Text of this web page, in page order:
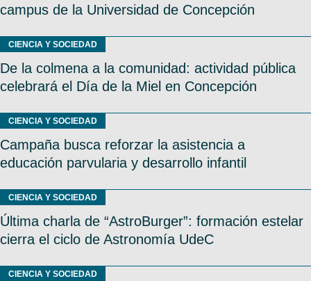
campus de la Universidad de Concepción
CIENCIA Y SOCIEDAD
De la colmena a la comunidad: actividad pública
celebrará el Día de la Miel en Concepción
CIENCIA Y SOCIEDAD
Campaña busca reforzar la asistencia a
educación parvularia y desarrollo infantil
CIENCIA Y SOCIEDAD
Última charla de “AstroBurger”: formación estelar
cierra el ciclo de Astronomía UdeC
CIENCIA Y SOCIEDAD